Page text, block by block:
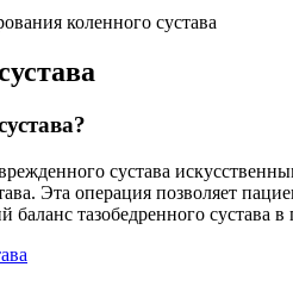
коленного сустава
сустава
Эта операция позволяет
тазобедренного сустава в